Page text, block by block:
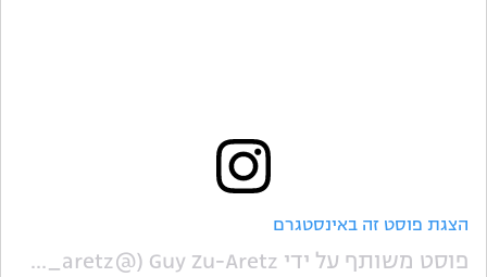
הצגת פוסט זה באינסטגרם
פוסט משותף על ידי ‏‎Guy Zu-Aretz‎‏ (@‏‎guyzu_aretz‎‏)